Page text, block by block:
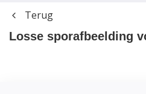
Terug
Losse sporafbeelding